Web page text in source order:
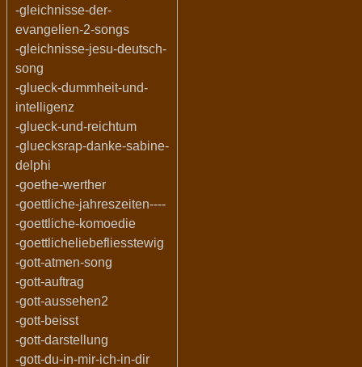
-gleichnisse-der-
evangelien-2-songs
-gleichnisse-jesu-deutsch-
song
-glueck-dummheit-und-
intelligenz
-glueck-und-reichtum
-gluecksrap-danke-sabine-
delphi
-goethe-werther
-goettliche-jahreszeiten----
-goettliche-komoedie
-goettlicheliebefliesstewig
-gott-atmen-song
-gott-auftrag
-gott-aussehen2
-gott-beisst
-gott-darstellung
-gott-du-in-mir-ich-in-dir